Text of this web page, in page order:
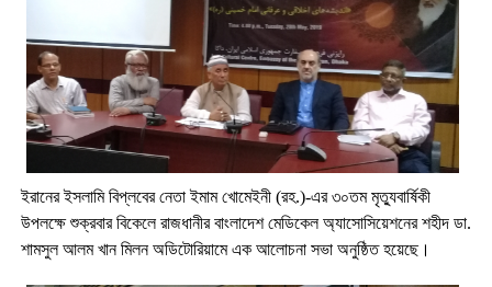
ইরানের ইসলামি বিপ্লবের নেতা ইমাম খোমেইনী (রহ.)-এর ৩০তম মৃত্যুবার্ষিকী
উপলক্ষে শুক্রবার বিকেলে রাজধানীর বাংলাদেশ মেডিকেল অ্যাসোসিয়েশনের শহীদ ডা.
শামসুল আলম খান মিলন অডিটোরিয়ামে এক আলোচনা সভা অনুষ্ঠিত হয়েছে।